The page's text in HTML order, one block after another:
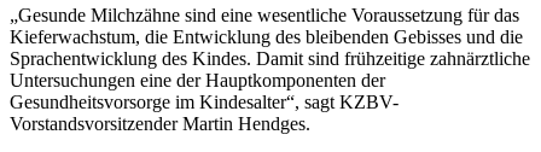
„Gesunde Milchzähne sind eine wesentliche Voraussetzung für das
Kieferwachstum, die Entwicklung des bleibenden Gebisses und die
Sprachentwicklung des Kindes. Damit sind frühzeitige zahnärztliche
Untersuchungen eine der Hauptkomponenten der
Gesundheitsvorsorge im Kindesalter“, sagt KZBV-
Vorstandsvorsitzender Martin Hendges.